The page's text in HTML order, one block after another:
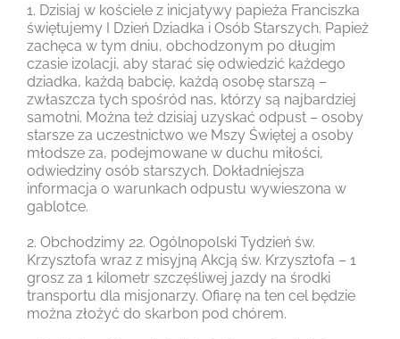
1. Dzisiaj w kościele z inicjatywy papieża Franciszka
świętujemy I Dzień Dziadka i Osób Starszych. Papież
zachęca w tym dniu, obchodzonym po długim
czasie izolacji, aby starać się odwiedzić każdego
dziadka, każdą babcię, każdą osobę starszą –
zwłaszcza tych spośród nas, którzy są najbardziej
samotni. Można też dzisiaj uzyskać odpust – osoby
starsze za uczestnictwo we Mszy Świętej a osoby
młodsze za, podejmowane w duchu miłości,
odwiedziny osób starszych. Dokładniejsza
informacja o warunkach odpustu wywieszona w
gablotce.
2. Obchodzimy 22. Ogólnopolski Tydzień św.
Krzysztofa wraz z misyjną Akcją św. Krzysztofa – 1
grosz za 1 kilometr szczęśliwej jazdy na środki
transportu dla misjonarzy. Ofiarę na ten cel będzie
można złożyć do skarbon pod chórem.